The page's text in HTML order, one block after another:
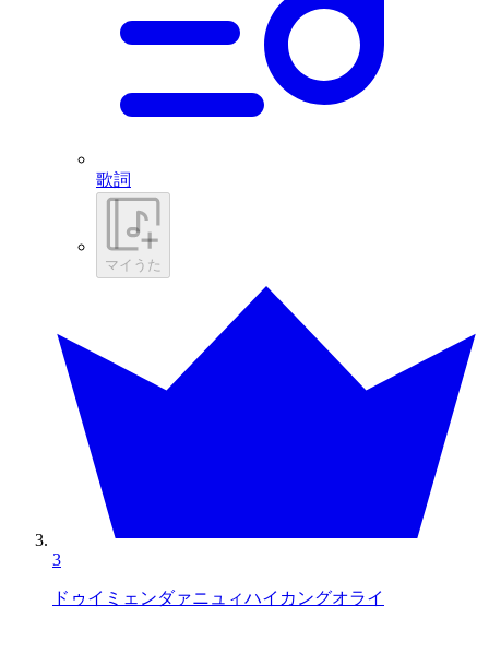
歌詞
マイうた
3
ドゥイミェンダァニュィハイカングオライ